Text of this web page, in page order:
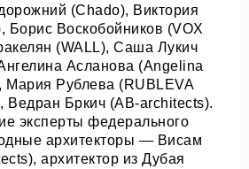
(Chado), Виктория
Борис Воскобойников (VOX
(WALL), Саша Лукич
Асланова (Angelina
Мария Рублева (RUBLEVA
Ведран Бркич (AB-architects).
эксперты федерального
архитекторы — Висам
архитектор из Дубая